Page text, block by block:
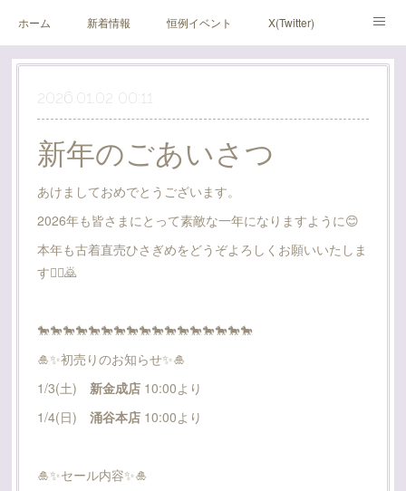
ホーム 新着情報 恒例イベント X(Twitter)
アメブロ Instagram
2026.01.02 00:11
新年のごあいさつ
あけましておめでとうございます。
2026年も皆さまにとって素敵な一年になりますように😊
本年も古着直売ひさぎめをどうぞよろしくお願いいたしま
す🙇‍♂️🙇
🐎🐎🐎🐎🐎🐎🐎🐎🐎🐎🐎🐎🐎🐎🐎🐎🐎
🎍✨️初売りのお知らせ✨️🎍
1/3(土) 新金成店10:00より
1/4(日) 涌谷本店10:00より
🎍✨️セール内容✨️🎍